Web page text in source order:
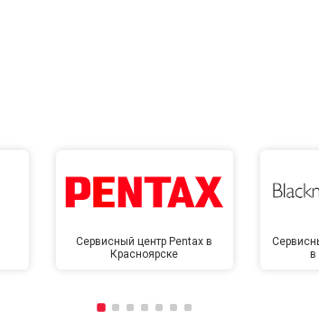
Сервисный центр Pentax в
Красноярске
в